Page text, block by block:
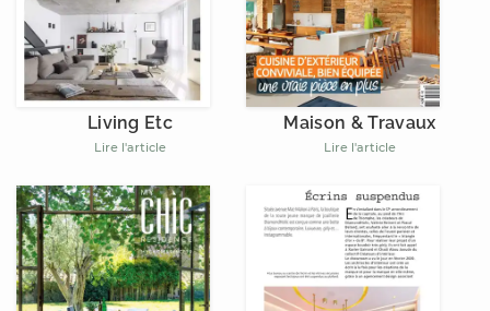
Living Etc
Lire l'article
Maison & Travaux
Lire l'article